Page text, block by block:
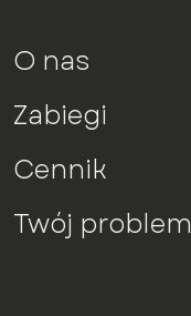
O nas
Zabiegi
Cennik
Twój problem